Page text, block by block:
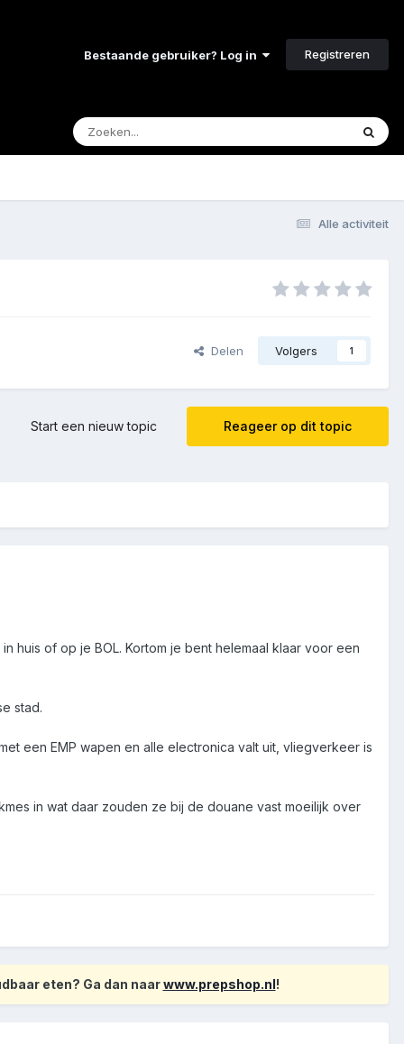
Bestaande gebruiker? Log in Registreren
Alle activiteit
Delen Volgers 1
Reageer op dit topic
Start een nieuw topic
of op je BOL. Kortom je bent helemaal klaar voor een
stad.
een EMP wapen en alle electronica valt uit, vliegverkeer is
in wat daar zouden ze bij de douane vast moeilijk over
eten? Ga dan naarwww.prepshop.nl!